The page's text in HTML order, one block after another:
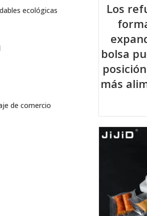
ecológicas
de comercio
Los
bolsa
más